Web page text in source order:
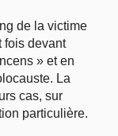
de la victime
fois devant
» et en
La
cas, sur
particulière.